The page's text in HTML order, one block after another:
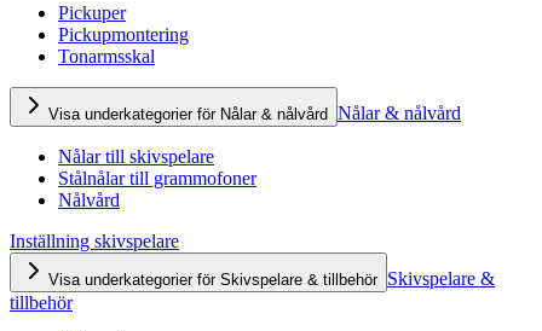
Pickuper
Pickupmontering
Tonarmsskal
Visa underkategorier för Nålar & nålvård Nålar & nålvård
Nålar till skivspelare
Stålnålar till grammofoner
Nålvård
Inställning skivspelare
Visa underkategorier för Skivspelare & tillbehör Skivspelare &
tillbehör